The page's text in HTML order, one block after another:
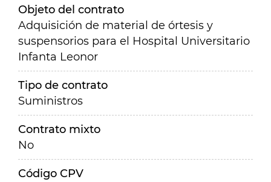
Objeto del contrato
Adquisición de material de órtesis y
suspensorios para el Hospital Universitario
Infanta Leonor
Tipo de contrato
Suministros
Contrato mixto
No
Código CPV